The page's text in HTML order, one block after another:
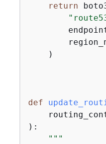
return
    )
def
):
"""